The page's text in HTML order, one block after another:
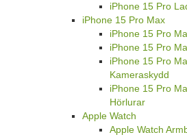
iPhone 15 Pro
iPhone 15 Pro Max
iPhone 15 Pro
iPhone 15 Pro
iPhone 15 Pro
Kameraskydd
iPhone 15 Pro
Hörlurar
Apple Watch
Apple Watch